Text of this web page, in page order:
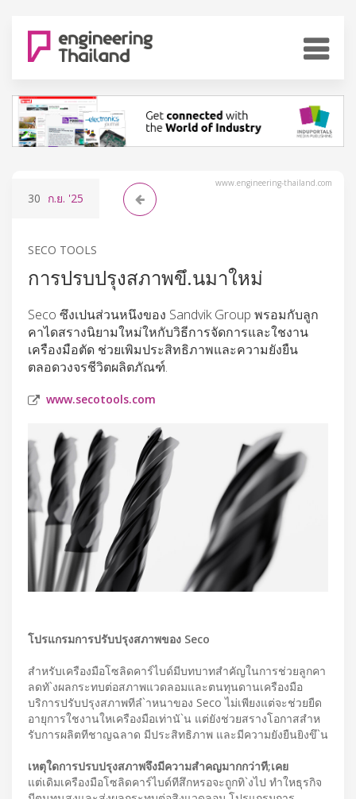
www.engineering-thailand.com
30 ก.ย. '25
SECO TOOLS
การปรบปรุงสภาพขึ.นมาใหม่
Seco ซึงเปนส่วนหนึงของ Sandvik Group พรอมกับลูก
คาไดสรางนิยามใหม่ใหกับวิธีการจัดการและใชงาน
เครืองมือตัด ช่วยเพิมประสิทธิภาพและความยังยืน
ตลอดวงจรชีวิตผลิตภัณฑ์.
www.secotools.com
โปรแกรมการปรับปรุงสภาพของ Seco
สําหรับเครืองมือโซลิดคาร์ไบด์มีบทบาทสําคัญในการช่วยลูกคา
ลดทั`งผลกระทบต่อสภาพแวดลอมและตนทุนดานเครืองมือ
บริการปรับปรุงสภาพทีลํ`าหนาของ Seco ไม่เพียงแต่จะช่วยยืด
อายุการใชงานใหเครืองมือเท่านั`น แต่ยังช่วยสรางโอกาสสําห
รับการผลิตทีชาญฉลาด มีประสิทธิภาพ และมีความยังยืนยิงขึ`น
เหตุใดการปรบปรุงสภาพจึงมีความสําคญมากกว่าที;เคย
แต่เดิมเครืองมือโซลิดคาร์ไบด์ทีสึกหรอจะถูกทิ`งไป ทําใหธุรกิจ